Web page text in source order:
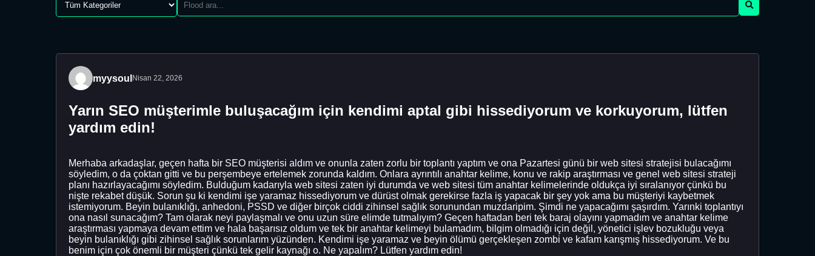
myysoul Nisan 22, 2026
Yarın SEO müşterimle buluşacağım için kendimi aptal gibi hissediyorum ve korkuyorum, lütfen
yardım edin!
Merhaba arkadaşlar, geçen hafta bir SEO müşterisi aldım ve onunla zaten zorlu bir toplantı yaptım ve ona Pazartesi günü bir web sitesi stratejisi bulacağımı
söyledim, o da çoktan gitti ve bu perşembeye ertelemek zorunda kaldım. Onlara ayrıntılı anahtar kelime, konu ve rakip araştırması ve genel web sitesi strateji
planı hazırlayacağımı söyledim. Bulduğum kadarıyla web sitesi zaten iyi durumda ve web sitesi tüm anahtar kelimelerinde oldukça iyi sıralanıyor çünkü bu
nişte rekabet düşük. Sorun şu ki kendimi işe yaramaz hissediyorum ve dürüst olmak gerekirse fazla iş yapacak bir şey yok ama bu müşteriyi kaybetmek
istemiyorum. Beyin bulanıklığı, anhedoni, PSSD ve diğer birçok ciddi zihinsel sağlık sorunundan muzdaripim. Şimdi ne yapacağımı şaşırdım. Yarınki toplantıyı
ona nasıl sunacağım? Tam olarak neyi paylaşmalı ve onu uzun süre elimde tutmalıyım? Geçen haftadan beri tek baraj olayını yapmadım ve anahtar kelime
araştırması yapmaya devam ettim ve hala başarısız oldum ve tek bir anahtar kelimeyi bulamadım, bilgim olmadığı için değil, yönetici işlev bozukluğu veya
beyin bulanıklığı gibi zihinsel sağlık sorunlarım yüzünden. Kendimi işe yaramaz ve beyin ölümü gerçekleşen zombi ve kafam karışmış hissediyorum. Ve bu
benim için çok önemli bir müşteri çünkü tek gelir kaynağı o. Ne yapalım? Lütfen yardım edin!